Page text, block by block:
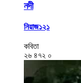
নদী
নিয়াজ১২১
কবিতা
২৬ ৪৭২ ০